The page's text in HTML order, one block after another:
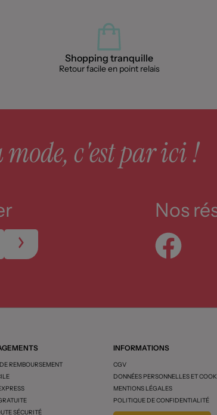
Shopping tranquille
Retour facile en point relais
mode, c'est par ici !
Nos
REMBOURSEMENT
SÉCURITÉ
INFORMATIONS
CGV
DONNÉES PERSONNELLES ET
MENTIONS LÉGALES
POLITIQUE DE CONFIDENTIALITÉ